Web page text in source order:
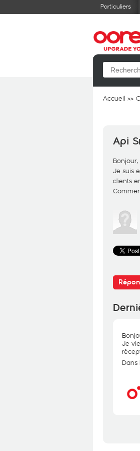
Particuliers
Accueil
Api
Bonjour,
Je suis
clients
Je
Dans